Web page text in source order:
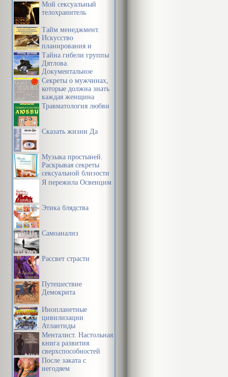
Мой сексуальный
телохранитель
Тайм менеджмент.
Искусство
планирования и
управления своим
временем и своей
жизнью
Тайна гибели группы
Дятлова.
Документальное
расследование
Секреты о мужчинах,
которые должна знать
каждая женщина
Травматология любви
Сказать жизни Да
Музыка простыней.
Раскрывая секреты
сексуальной близости
в браке
Я пережила Освенцим
Этика блядства
Самоанализ
Рассвет страсти
Путешествие
Демокрита
Инопланетные
цивилизации
Атлантиды
Менталист. Настольная
книга развития
сверхспособностей
сознания
После заката с
негодяем